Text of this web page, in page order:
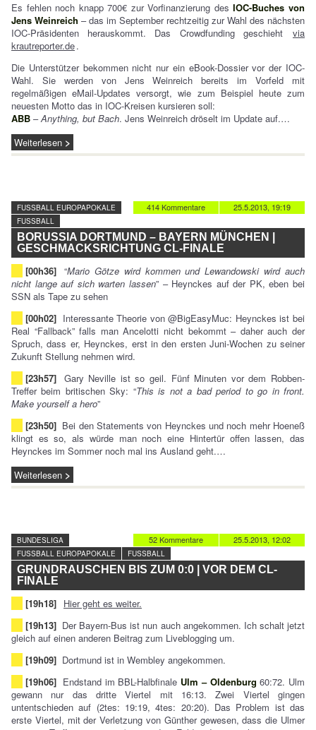
Es fehlen noch knapp 700€ zur Vorfinanzierung desIOC-Buches von
Jens Weinreich – das im September rechtzeitig zur Wahl des nächsten
IOC-Präsidenten herauskommt. Das Crowdfunding geschieht
via
krautreporter.de.
Die Unterstützer bekommen nicht nur ein eBook-Dossier vor der IOC-
Wahl. Sie werden von Jens Weinreich bereits im Vorfeld mit
regelmäßigen eMail-Updates versorgt, wie zum Beispiel heute zum
neuesten Motto das in IOC-Kreisen kursieren soll:
ABB –Anything, but Bach. Jens Weinreich dröselt im Update auf.…
Weiterlesen
25.5.2013, 19:19
414 Kommentare
FUSSBALL EUROPAPOKALE
FUSSBALL
BORUSSIA DORTMUND – BAYERN MÜNCHEN |
GESCHMACKSRICHTUNG CL-FINALE
[00h36] “Mario Götze wird kommen und Lewandowski wird auch
nicht lange auf sich warten lassen” – Heynckes auf der PK, eben bei
SSN als Tape zu sehen
[00h02] Interessante Theorie von @BigEasyMuc: Heynckes ist bei
Real “Fallback” falls man Ancelotti nicht bekommt – daher auch der
Spruch, dass er, Heynckes, erst in den ersten Juni-Wochen zu seiner
Zukunft Stellung nehmen wird.
[23h57] Gary Neville ist so geil. Fünf Minuten vor dem Robben-
Treffer beim britischen Sky: “This is not a bad period to go in front.
Make yourself a hero”
[23h50] Bei den Statements von Heynckes und noch mehr Hoeneß
klingt es so, als würde man noch eine Hintertür offen lassen, das
Heynckes im Sommer noch mal ins Ausland geht.…
Weiterlesen
25.5.2013, 12:02
52 Kommentare
BUNDESLIGA
FUSSBALL EUROPAPOKALE
FUSSBALL
GRUNDRAUSCHEN BIS ZUM 0:0 | VOR DEM CL-
FINALE
[19h18] Hier geht es weiter.
[19h13] Der Bayern-Bus ist nun auch angekommen. Ich schalt jetzt
gleich auf einen anderen Beitrag zum Liveblogging um.
[19h09] Dortmund ist in Wembley angekommen.
[19h06] Endstand im BBL-Halbfinale Ulm – Oldenburg 60:72. Ulm
gewann nur das dritte Viertel mit 16:13. Zwei Viertel gingen
untentschieden auf (2tes: 19:19, 4tes: 20:20). Das Problem ist das
erste Viertel, mit der Verletzung von Günther gewesen, dass die Ulmer